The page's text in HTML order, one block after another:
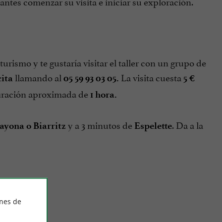
y te gustaría visitar el taller con un grupo de
llamando al 05 59 93 03 05. La visita cuesta 5 €
aproximada de 1 hora.
o Biarritz y a 3 minutos de Espelette. Da a la
de